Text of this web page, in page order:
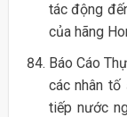
tác động
của hãng
Báo Cáo
các nhân
tiếp nước